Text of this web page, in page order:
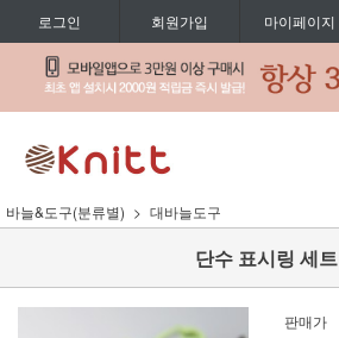
로그인 회원가입 마이페이지
바늘&도구(분류별) 대바늘도구
단수 표시링 세트
판매가